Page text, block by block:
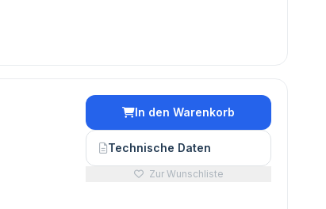
In den Warenkorb
Technische Daten
Zur Wunschliste